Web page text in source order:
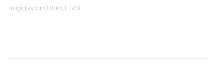
Tagi: brylant 1.00ct, H,VS1